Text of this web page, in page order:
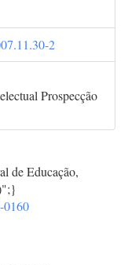
2
Prospecção
de Educação,
0160